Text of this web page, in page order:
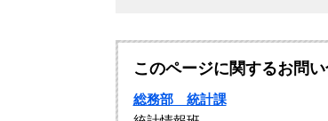
このページに関するお問
総務部 統計課